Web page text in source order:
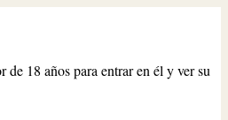
de 18 años para entrar en él y ver su